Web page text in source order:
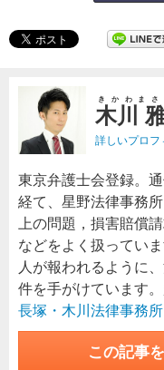
木川
きかわまさ
詳しいプロフ
東京弁護士会登録。
経て、星野法律事務
上の問題，損害賠償
などをよく扱ってい
人が報われるように
件を手がけています
長塚・木川法律事務所
この記事